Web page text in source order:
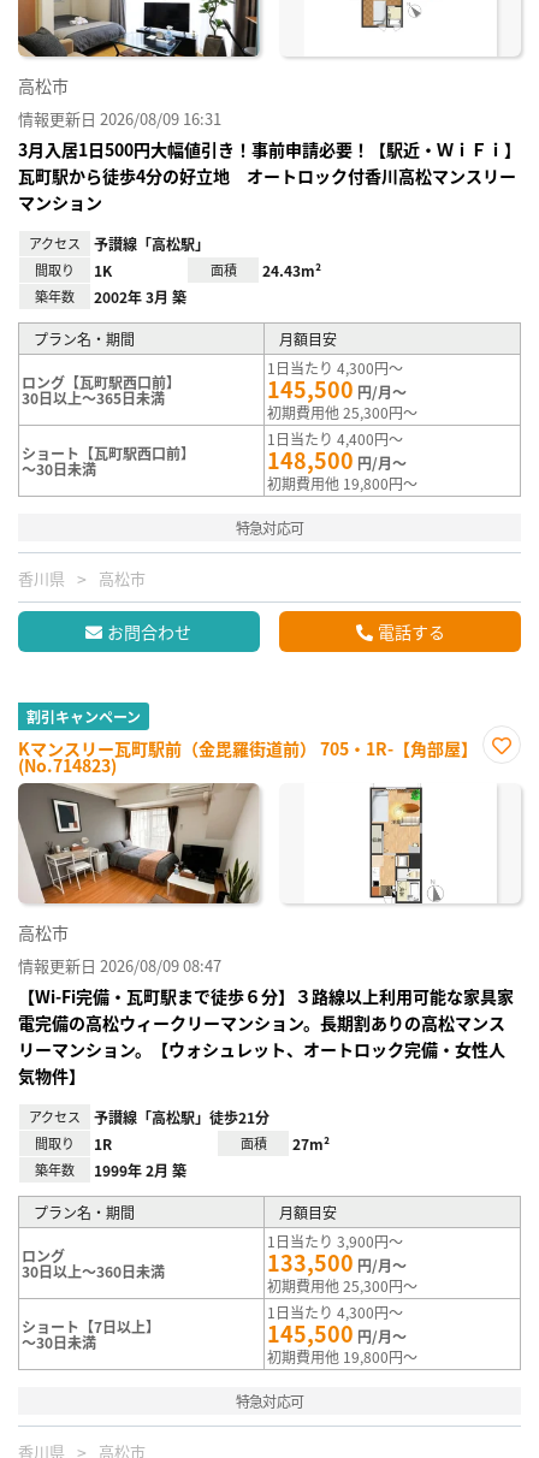
高松市
情報更新日 2026/08/09 16:31
3月入居1日500円大幅値引き！事前申請必要！【駅近・ＷｉＦｉ】
瓦町駅から徒歩4分の好立地 オートロック付香川高松マンスリー
マンション
アクセス 予讃線「高松駅」
間取り 1K 面積 24.43m²
築年数 2002年 3月 築
プラン名・期間 月額目安
ロング【瓦町駅西口前】
30日以上～365日未満
1日当たり 4,300円～
145,500 円/月～
初期費用他 25,300円～
ショート【瓦町駅西口前】
～30日未満
1日当たり 4,400円～
148,500 円/月～
初期費用他 19,800円～
特急対応可
香川県 高松市
お問合わせ 電話する
割引キャンペーン
Kマンスリー瓦町駅前（金毘羅街道前） 705・1R-【角部屋】
(No.714823)
に入
高松市
情報更新日 2026/08/09 08:47
【Wi-Fi完備・瓦町駅まで徒歩６分】３路線以上利用可能な家具家
電完備の高松ウィークリーマンション。長期割ありの高松マンス
リーマンション。【ウォシュレット、オートロック完備・女性人
気物件】
アクセス 予讃線「高松駅」徒歩21分
間取り 1R 面積 27m²
築年数 1999年 2月 築
プラン名・期間 月額目安
ロング
30日以上～360日未満
1日当たり 3,900円～
133,500 円/月～
初期費用他 25,300円～
ショート【7日以上】
～30日未満
1日当たり 4,300円～
145,500 円/月～
初期費用他 19,800円～
特急対応可
香川県 高松市